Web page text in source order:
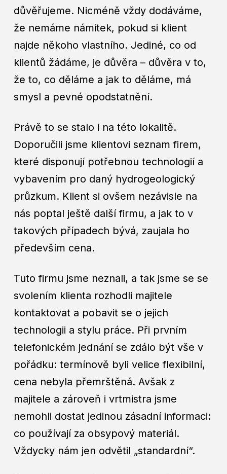
důvěřujeme. Nicméně vždy dodáváme,
že nemáme námitek, pokud si klient
najde někoho vlastního. Jediné, co od
klientů žádáme, je důvěra – důvěra v to,
že to, co děláme a jak to děláme, má
smysl a pevné opodstatnění.
Právě to se stalo i na této lokalitě.
Doporučili jsme klientovi seznam firem,
které disponují potřebnou technologií a
vybavením pro daný hydrogeologický
průzkum. Klient si ovšem nezávisle na
nás poptal ještě další firmu, a jak to v
takových případech bývá, zaujala ho
především cena.
Tuto firmu jsme neznali, a tak jsme se se
svolením klienta rozhodli majitele
kontaktovat a pobavit se o jejich
technologii a stylu práce. Při prvním
telefonickém jednání se zdálo být vše v
pořádku: termínově byli velice flexibilní,
cena nebyla přemrštěná. Avšak z
majitele a zároveň i vrtmistra jsme
nemohli dostat jedinou zásadní informaci:
co používají za obsypový materiál.
Vždycky nám jen odvětil „standardní“.